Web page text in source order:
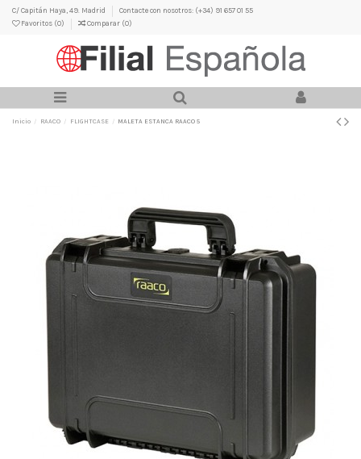
C/ Capitán Haya, 49. Madrid
Contacte con nosotros: (+34) 91 657 01 55
Favoritos (0) Comparar (0)
Inicio RAACO FLIGHTCASE MALETA ESTANCA RAACO 5